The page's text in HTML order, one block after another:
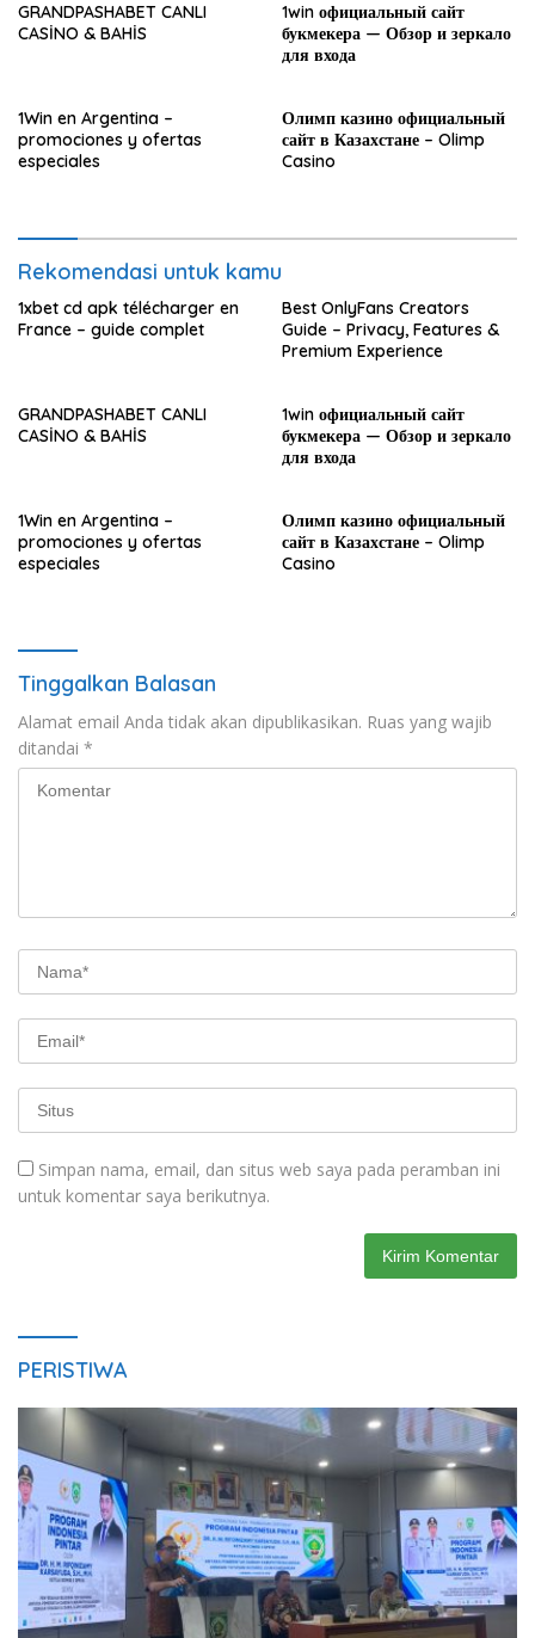
GRANDPASHABET CANLI
CASİNO & BAHİS
1win официальный сайт
букмекера — Обзор и зеркало
для входа
1Win en Argentina –
promociones y ofertas
especiales
Олимп казино официальный
сайт в Казахстане – Olimp
Casino
Rekomendasi untuk kamu
1xbet cd apk télécharger en
France – guide complet
Best OnlyFans Creators
Guide – Privacy, Features &
Premium Experience
GRANDPASHABET CANLI
CASİNO & BAHİS
1win официальный сайт
букмекера — Обзор и зеркало
для входа
1Win en Argentina –
promociones y ofertas
especiales
Олимп казино официальный
сайт в Казахстане – Olimp
Casino
Tinggalkan Balasan
Alamat email Anda tidak akan dipublikasikan. Ruas yang wajib
ditandai *
Simpan nama, email, dan situs web saya pada peramban ini
untuk komentar saya berikutnya.
PERISTIWA